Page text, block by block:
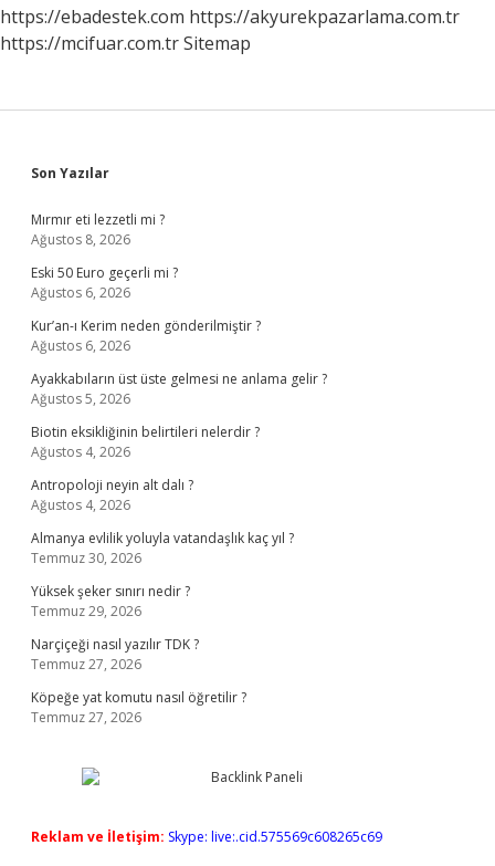
https://ebadestek.com https://akyurekpazarlama.com.tr
https://mcifuar.com.trSitemap
Sidebar
Son Yazılar
Mırmır eti lezzetli mi ?
Ağustos 8, 2026
Eski 50 Euro geçerli mi ?
Ağustos 6, 2026
Kur’an-ı Kerim neden gönderilmiştir ?
Ağustos 6, 2026
Ayakkabıların üst üste gelmesi ne anlama gelir ?
Ağustos 5, 2026
Biotin eksikliğinin belirtileri nelerdir ?
Ağustos 4, 2026
Antropoloji neyin alt dalı ?
Ağustos 4, 2026
Almanya evlilik yoluyla vatandaşlık kaç yıl ?
Temmuz 30, 2026
Yüksek şeker sınırı nedir ?
Temmuz 29, 2026
Narçiçeği nasıl yazılır TDK ?
Temmuz 27, 2026
Köpeğe yat komutu nasıl öğretilir ?
Temmuz 27, 2026
Reklam ve İletişim: Skype: live:.cid.575569c608265c69